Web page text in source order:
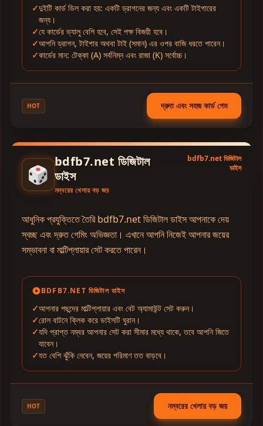
দুইটি কার্ড ডিল করা হয়: একটি ড্রাগনের জন্য এবং একটি টাইগারের
জন্য।
যে কার্ডের ভ্যালু বেশি হবে, সেই পক্ষ বিজয়ী হবে।
আপনি ড্রাগন, টাইগার অথবা টাই (সমান) এর ওপর বাজি ধরতে পারেন।
কার্ডের মান: টেক্কা (A) সর্বনিম্ন এবং রাজা (K) সর্বোচ্চ।
HOT দ্রুত এবং সহজ কার্ড গেম
🎲
bdfb7.net ডিজিটাল
ডাইস
নম্বরের খেলায় বড় জয়
bdfb7.net ডিজিটাল
ডাইস
আধুনিক প্রযুক্তিতে তৈরি bdfb7.net ডিজিটাল ডাইস আপনাকে দেয়
স্বচ্ছ এবং দ্রুত গেমিং অভিজ্ঞতা। এখানে আপনি নিজেই আপনার জয়ের
সম্ভাবনা বা মাল্টিপ্লায়ার সেট করতে পারেন।
BDFB7.NET ডিজিটাল ডাইস
আপনার পছন্দের মাল্টিপ্লায়ার এবং বেট অ্যামাউন্ট সেট করুন।
রোল বাটনে ক্লিক করে ডাইসটি ঘুরান।
যদি প্রাপ্ত নম্বর আপনার সেট করা সীমার মধ্যে থাকে, তবে আপনি জিতে
যাবেন।
যত বেশি ঝুঁকি নেবেন, জয়ের পরিমাণ তত বাড়বে।
HOT নম্বরের খেলায় বড় জয়